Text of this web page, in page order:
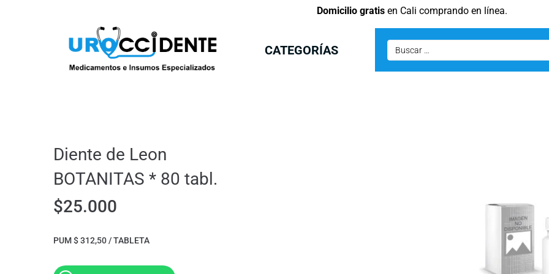
Domicilio gratisen Cali comprando en línea.
CATEGORÍAS
Diente de Leon
BOTANITAS * 80 tabl.
$25.000
PUM $ 312,50 / TABLETA